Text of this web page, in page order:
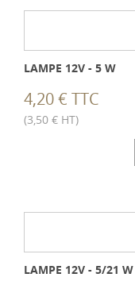
LAMPE 12V - 5 W
4,20 € TTC
(3,50 € HT)
LAMPE 12V - 5/21 W